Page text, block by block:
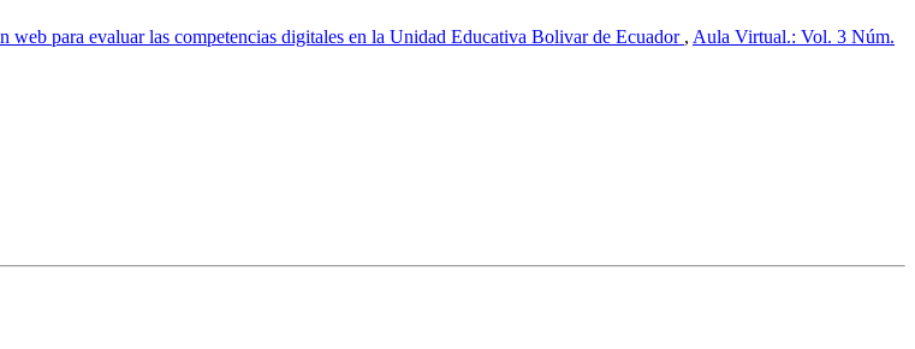
web para evaluar las competencias digitales en la Unidad Educativa Bolivar de Ecuador , Aula Virtual.: Vol. 3 Núm.